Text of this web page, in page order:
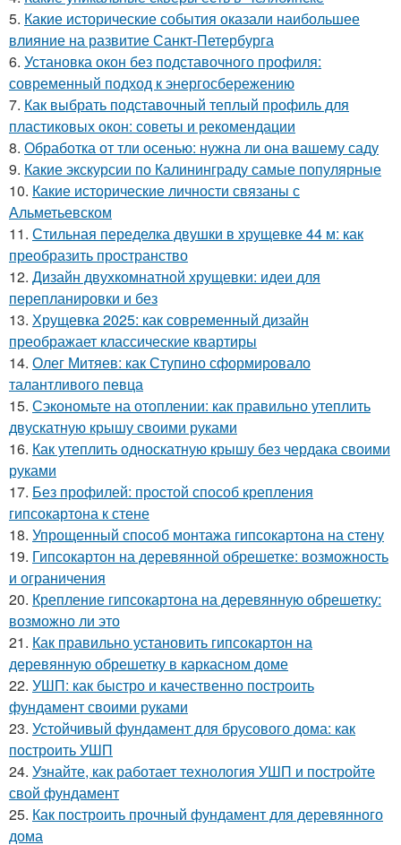
5. Какие исторические события оказали наибольшее
влияние на развитие Санкт-Петербурга
6. Установка окон без подставочного профиля:
современный подход к энергосбережению
7. Как выбрать подставочный теплый профиль для
пластиковых окон: советы и рекомендации
8. Обработка от тли осенью: нужна ли она вашему саду
9. Какие экскурсии по Калининграду самые популярные
10. Какие исторические личности связаны с
Альметьевском
11. Стильная переделка двушки в хрущевке 44 м: как
преобразить пространство
12. Дизайн двухкомнатной хрущевки: идеи для
перепланировки и без
13. Хрущевка 2025: как современный дизайн
преображает классические квартиры
14. Олег Митяев: как Ступино сформировало
талантливого певца
15. Сэкономьте на отоплении: как правильно утеплить
двускатную крышу своими руками
16. Как утеплить односкатную крышу без чердака своими
руками
17. Без профилей: простой способ крепления
гипсокартона к стене
18. Упрощенный способ монтажа гипсокартона на стену
19. Гипсокартон на деревянной обрешетке: возможность
и ограничения
20. Крепление гипсокартона на деревянную обрешетку:
возможно ли это
21. Как правильно установить гипсокартон на
деревянную обрешетку в каркасном доме
22. УШП: как быстро и качественно построить
фундамент своими руками
23. Устойчивый фундамент для брусового дома: как
построить УШП
24. Узнайте, как работает технология УШП и постройте
свой фундамент
25. Как построить прочный фундамент для деревянного
дома